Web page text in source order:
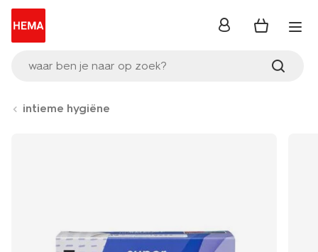
waar ben je naar op zoek?
inloggen
intieme hygiëne